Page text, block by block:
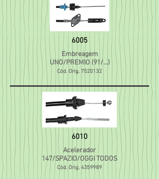
6005
Embreagem
UNO/PREMIO (91/...)
Cód. Orig. 7520132
6010
Acelerador
147/SPAZIO/OGGI TODOS
Cód. Orig. 4359989